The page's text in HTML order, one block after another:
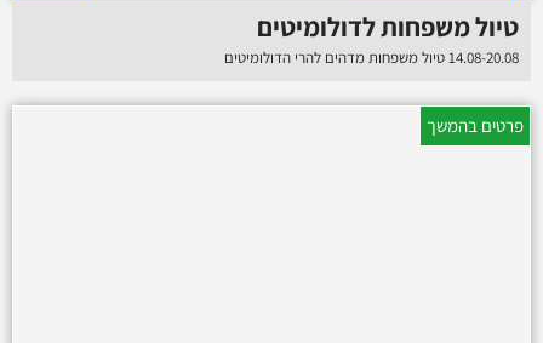
טיול משפחות לדולומיטים
14.08-20.08 טיול משפחות מדהים להרי הדולומיטים
פרטים בהמשך